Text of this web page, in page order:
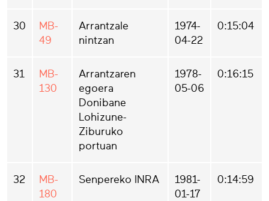
30
MB-
49
Arrantzale
nintzan
1974-
04-22
0:15:04
31
MB-
130
Arrantzaren
egoera
Donibane
Lohizune-
Ziburuko
portuan
1978-
05-06
0:16:15
32
MB-
180
Senpereko INRA
1981-
01-17
0:14:59